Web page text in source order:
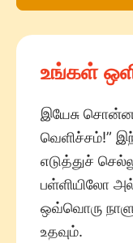
உங்கள்
இயேசு
வெளிச்சம்!”
எடுத்துச்
பள்ளியிலோ
ஒவ்வொரு
உதவும்.